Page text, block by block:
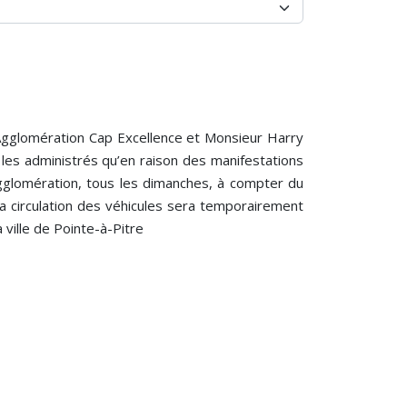
Cap Excellence et Monsieur Harry
administrés qu’en raison des manifestations
tous les dimanches, à compter du
circulation des véhicules sera temporairement
ville de Pointe-à-Pitre